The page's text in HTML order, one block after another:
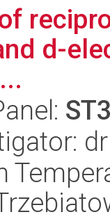
d-